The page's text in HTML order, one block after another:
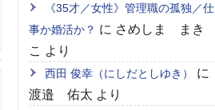
《35才／女性》管理職の孤独／仕
事か婚活か？ に さめしま まき
こ より
西田 俊幸（にしだとしゆき）
に
渡邉 佑太 より